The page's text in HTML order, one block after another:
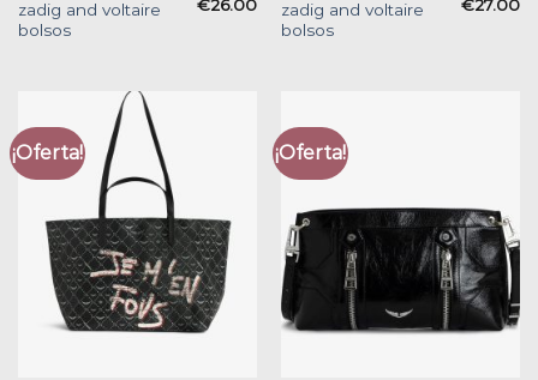
zadig and voltaire
bolsos
€26.00
zadig and voltaire
bolsos
€27.00
¡Oferta! ¡Oferta!